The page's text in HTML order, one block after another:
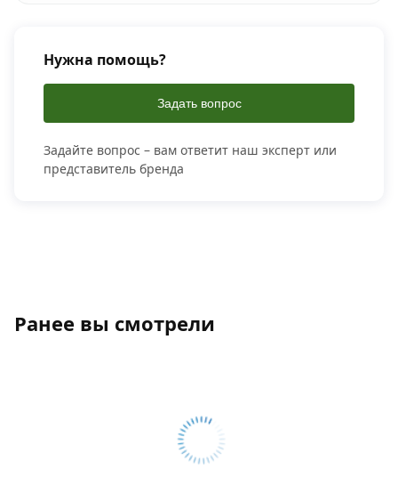
Нужна помощь?
Задать вопрос
Задайте вопрос – вам ответит наш эксперт или
представитель бренда
Ранее вы смотрели